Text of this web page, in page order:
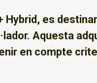
Hybrid, es
Aquesta
en compte